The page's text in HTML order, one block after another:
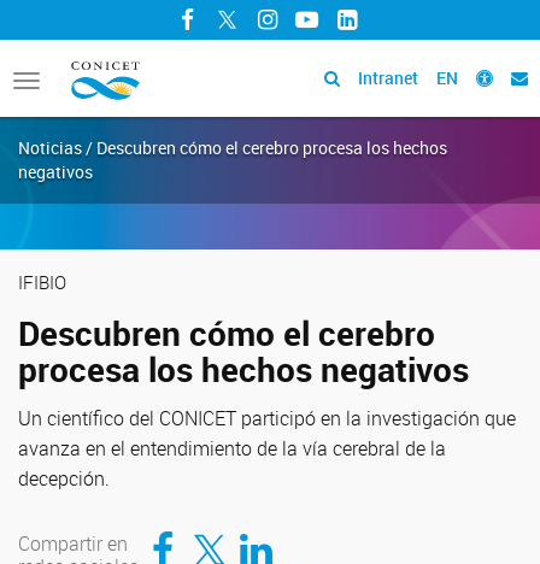
Facebook
TwitterInstagram
YouTubeLinkedIn
Toggle
navigation
Intranet EN
Noticias / Descubren cómo el cerebro procesa los hechos
negativos
IFIBIO
Descubren cómo el cerebro
procesa los hechos negativos
Un científico del CONICET participó en la investigación que
avanza en el entendimiento de la vía cerebral de la
decepción.
Compartir en
Compartir en Facebook
Compartir en TwitterCompartir en LinkedIn